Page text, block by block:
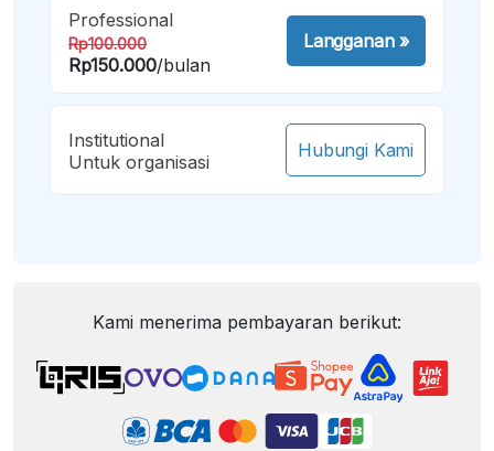
Professional
Rp100.000
Rp150.000/bulan
Langganan»
Institutional
Untuk organisasi
Hubungi Kami
Kami menerima pembayaran berikut: